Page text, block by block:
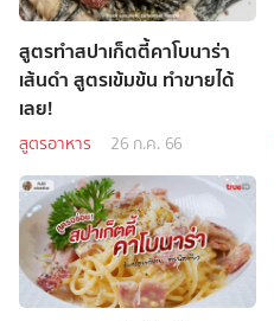
สูตรทำสปาเก็ตตี้คาโบนาร่า
เส้นดำ สูตรเข้มข้น ทำขายได้
เลย!
สูตรอาหาร 26 ก.ค. 66